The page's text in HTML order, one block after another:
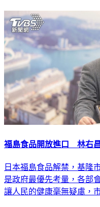
福島食品開放進口 林右
日本福島食品解禁，基隆
是政府最優先考量，各部
讓人民的健康毫無疑慮，